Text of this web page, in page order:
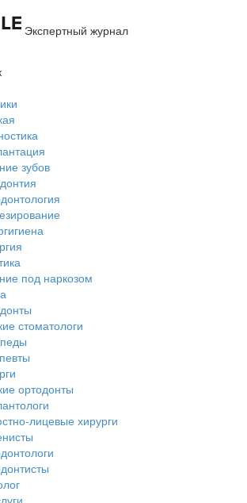
Экспертный журнал
зубов
под наркозом
стоматологи
ортодонты
лицевые хирурги